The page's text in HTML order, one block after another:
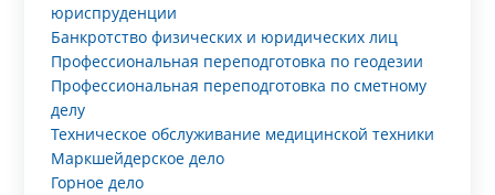
юриспруденции
Банкротство физических и юридических лиц
Профессиональная переподготовка по геодезии
Профессиональная переподготовка по сметному
делу
Техническое обслуживание медицинской техники
Маркшейдерское дело
Горное дело